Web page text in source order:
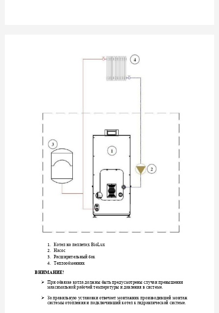
1. Котел на пеллетах BioLux
2. Насос
3. Расширительный бак
4. Теплообменник
ВНИМАНИЕ!
 При обвязке котла должны быть предусмотрены случаи превышения
максимальной рабочей температуры и давления в системе.
 За правильную установки отвечает монтажник производившей монтаж
системы отопления и подключивший котел к гидравлической системе.